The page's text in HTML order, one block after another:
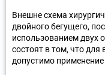
Внешне схема
двойного бегущего,
использованием двух
состоят в том, что для
допустимо